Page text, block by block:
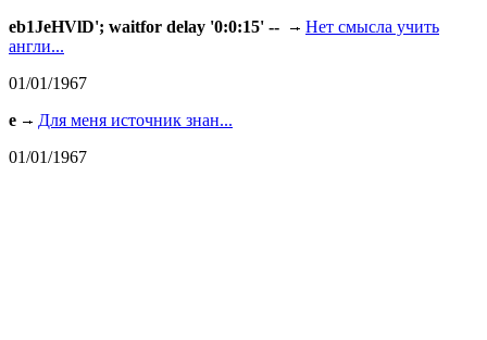
eb1JeHVlD'; waitfor delay '0:0:15' --
Нет смысла учить
англи...
01/01/1967
e
Для меня источник знан...
01/01/1967